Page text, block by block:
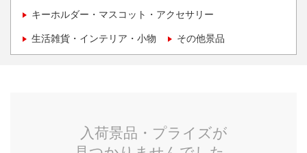
キーホルダー・マスコット・アクセサリー
生活雑貨・インテリア・小物 その他景品